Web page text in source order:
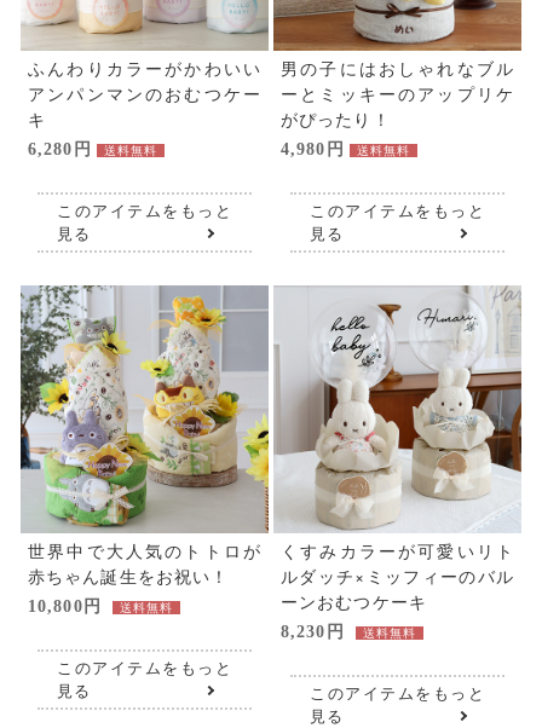
ふんわりカラーがかわいい
アンパンマンのおむつケー
キ
6,280円 送料無料
このアイテムをもっと
見る
男の子にはおしゃれなブル
ーとミッキーのアップリケ
がぴったり！
4,980円 送料無料
このアイテムをもっと
見る
世界中で大人気のトトロが
赤ちゃん誕生をお祝い！
10,800円 送料無料
このアイテムをもっと
見る
くすみカラーが可愛いリト
ルダッチ×ミッフィーのバル
ーンおむつケーキ
8,230円 送料無料
このアイテムをもっと
見る